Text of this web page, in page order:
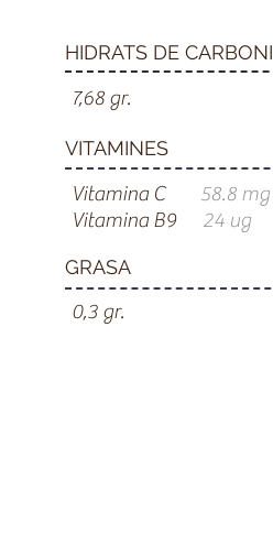
7,68 gr.
HIDRATS DE CARBONI
Vitamina C 58.8 mg
Vitamina B9 24 ug
VITAMINES
GRASA
0,3 gr.